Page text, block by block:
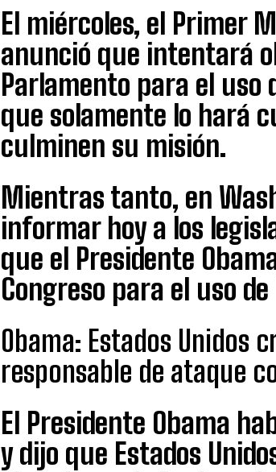
El miércoles, el Primer
anunció que intentará
Parlamento para el
que solamente lo hará
culminen su misión.
Mientras tanto, en
informar hoy a los
que el Presidente
Congreso para el uso
Obama: Estados Unidos
responsable de ataque
El Presidente Obama
y dijo que Estados